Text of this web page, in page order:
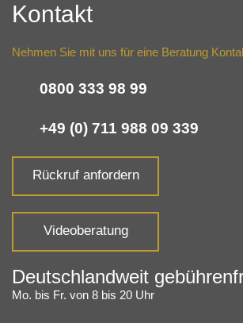
Kontakt
Nehmen Sie mit uns für eine Beratung
0800 333 98 99
+49 (0) 711 988 09 339
Rückruf anfordern
Videoberatung
Deutschlandweit
Mo. bis Fr. von 8 bis 20 Uhr